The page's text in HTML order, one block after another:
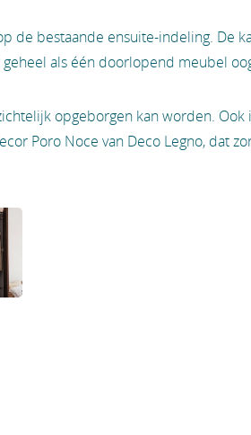
de bestaande ensuite-indeling. De
als één doorlopend meubel
opgeborgen kan worden.
Poro Noce van Deco Legno, dat